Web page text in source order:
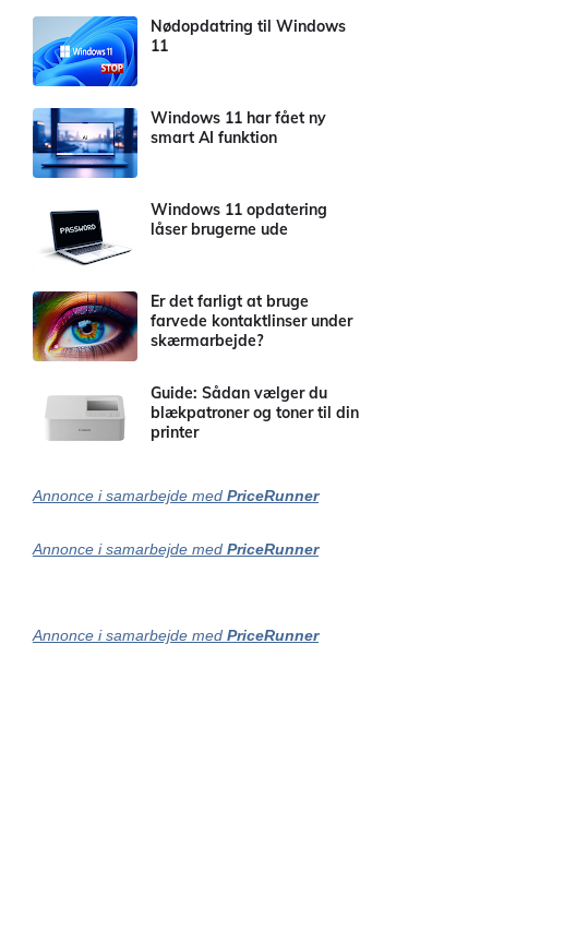
Nødopdatring til Windows
11
Windows 11 har fået ny
smart AI funktion
Windows 11 opdatering
låser brugerne ude
Er det farligt at bruge
farvede kontaktlinser under
skærmarbejde?
Guide: Sådan vælger du
blækpatroner og toner til din
printer
Annonce i samarbejde med PriceRunner
Annonce i samarbejde med PriceRunner
Annonce i samarbejde med PriceRunner